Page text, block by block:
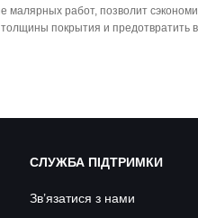
малярных работ, позволит
покрытия и предотвратить
СЛУЖБА ПІДТРИМКИ
Зв’язатися з нами